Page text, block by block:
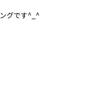
グです^_^